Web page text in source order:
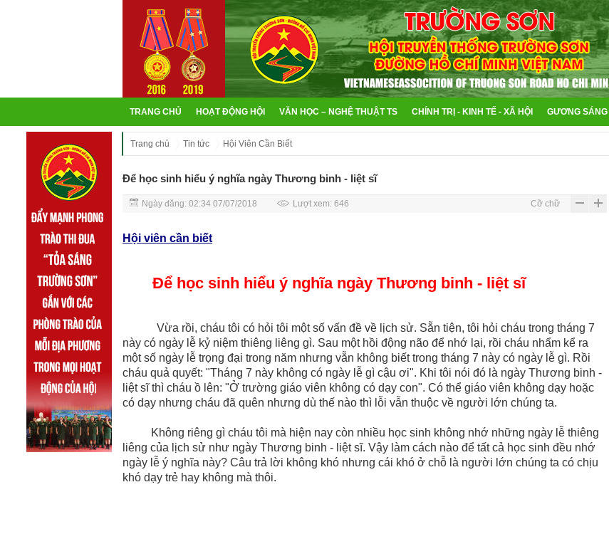
TRANG CHỦ HOẠT ĐỘNG HỘI VĂN HỌC – NGHỆ THUẬT TS CHÍNH TRỊ - KINH TẾ - XÃ HỘI GƯƠNG
Trang chủ Tin tức Hội Viên Cần Biết
Để học sinh hiểu ý nghĩa ngày Thương binh - liệt sĩ
Ngày đăng: 02:34 07/07/2018 Lượt xem: 646 Cỡ chữ
Hội viên cần biết
Để học sinh hiểu ý nghĩa ngày Thương binh - liệt sĩ
Vừa rồi, cháu tôi có hỏi tôi một số vấn đề về lịch sử. Sẵn tiện, tôi hỏi cháu trong tháng 7
này có ngày lễ kỷ niệm thiêng liêng gì. Sau một hồi động não để nhớ lại, rồi cháu nhẩm kể ra
một số ngày lễ trọng đại trong năm nhưng vẵn không biết trong tháng 7 này có ngày lễ gì. Rồi
cháu quả quyết: "Tháng 7 này không có ngày lễ gì cậu ơi". Khi tôi nói đó là ngày Thương binh -
liệt sĩ thì cháu ồ lên: "Ở trường giáo viên không có dạy con". Có thể giáo viên không dạy hoặc
có dạy nhưng cháu đã quên nhưng dù thế nào thì lỗi vẫn thuộc về người lớn chúng ta.
Không riêng gì cháu tôi mà hiện nay còn nhiều học sinh không nhớ những ngày lễ thiêng
liêng của lịch sử như ngày Thương binh - liệt sĩ. Vậy làm cách nào để tất cả học sinh đều nhớ
ngày lễ ý nghĩa này? Câu trả lời không khó nhưng cái khó ở chỗ là người lớn chúng ta có chịu
khó dạy trẻ hay không mà thôi.